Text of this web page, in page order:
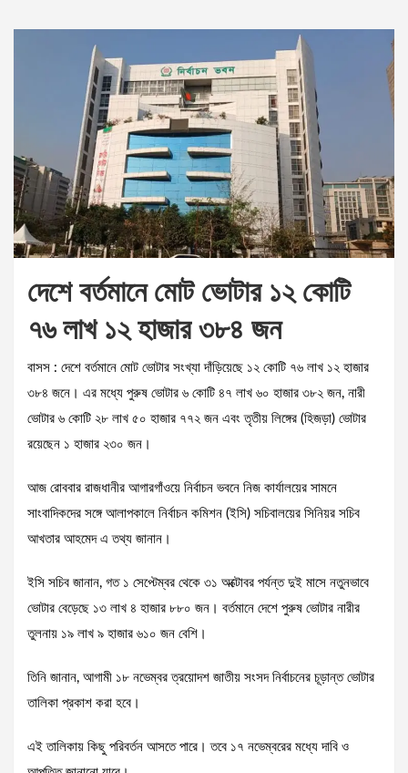
দেশে বর্তমানে মোট ভোটার ১২ কোটি
৭৬ লাখ ১২ হাজার ৩৮৪ জন
বাসস : দেশে বর্তমানে মোট ভোটার সংখ্যা দাঁড়িয়েছে ১২ কোটি ৭৬ লাখ ১২ হাজার
৩৮৪ জনে। এর মধ্যে পুরুষ ভোটার ৬ কোটি ৪৭ লাখ ৬০ হাজার ৩৮২ জন, নারী
ভোটার ৬ কোটি ২৮ লাখ ৫০ হাজার ৭৭২ জন এবং তৃতীয় লিঙ্গের (হিজড়া) ভোটার
রয়েছেন ১ হাজার ২৩০ জন।
আজ রোববার রাজধানীর আগারগাঁওয়ে নির্বাচন ভবনে নিজ কার্যালয়ের সামনে
সাংবাদিকদের সঙ্গে আলাপকালে নির্বাচন কমিশন (ইসি) সচিবালয়ের সিনিয়র সচিব
আখতার আহমেদ এ তথ্য জানান।
ইসি সচিব জানান, গত ১ সেপ্টেম্বর থেকে ৩১ অক্টোবর পর্যন্ত দুই মাসে নতুনভাবে
ভোটার বেড়েছে ১৩ লাখ ৪ হাজার ৮৮০ জন। বর্তমানে দেশে পুরুষ ভোটার নারীর
তুলনায় ১৯ লাখ ৯ হাজার ৬১০ জন বেশি।
তিনি জানান, আগামী ১৮ নভেম্বর ত্রয়োদশ জাতীয় সংসদ নির্বাচনের চূড়ান্ত ভোটার
তালিকা প্রকাশ করা হবে।
এই তালিকায় কিছু পরিবর্তন আসতে পারে। তবে ১৭ নভেম্বরের মধ্যে দাবি ও